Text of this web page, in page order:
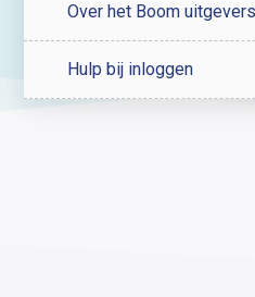
Over het Boom
Hulp bij inloggen